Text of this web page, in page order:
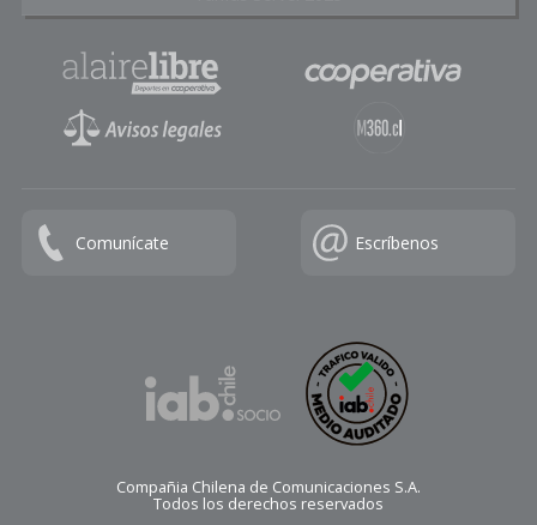
Comunícate Escríbenos
Compañia Chilena de Comunicaciones S.A.
Todos los derechos reservados